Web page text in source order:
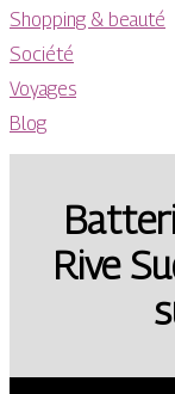
Shopping & beauté
Société
Voyages
Blog
Rive